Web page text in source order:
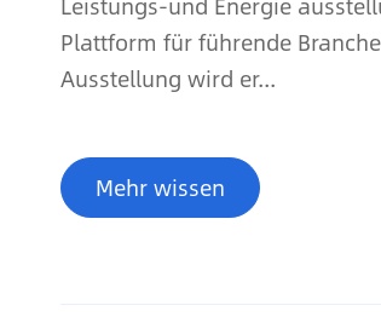
Plattform für führende
Ausstellung wird er...
Mehr wissen